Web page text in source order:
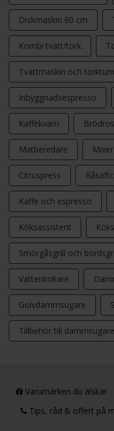
Diskmaskin 60 cm
Kombi tvätt/tork
Tvättmaskin och
Inbyggnadsespresso
Kaffekvarn
Matberedare Mixer
Citruspress
Kaffe och espresso
Köksassistent
Smörgåsgrill och
Vattenkokare
Golvdammsugare
Tillbehör till dammsugare
Varumärken du älskar
Tips, råd & offert på